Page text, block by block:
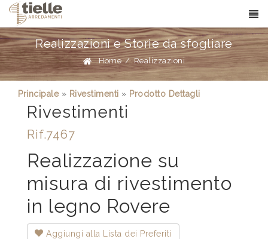
Realizzazioni e Storie da sfogliare
Home / Realizzazioni
Principale» Rivestimenti » Prodotto Dettagli
Rivestimenti
Rif.7467
Realizzazione su
misura di rivestimento
in legno Rovere
Aggiungi alla Lista dei Preferiti